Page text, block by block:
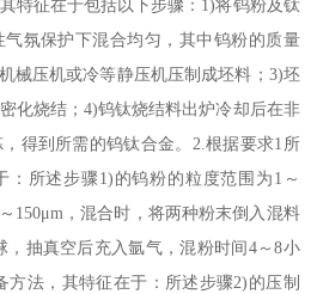
特征在于包括以下步骤：1)将钨粉及钛
氛保护下混合均匀，其中钨粉的质量
械压机或冷等静压机压制成坯料；3)坯
化烧结；4)钨钛烧结料出炉冷却后在非
得到所需的钨钛合金。2.根据要求1所
：所述步骤1)的钨粉的粒度范围为1～
150μm，混合时，将两种粉末倒入混料
，抽真空后充入氩气，混粉时间4～8小
方法，其特征在于：所述步骤2)的压制